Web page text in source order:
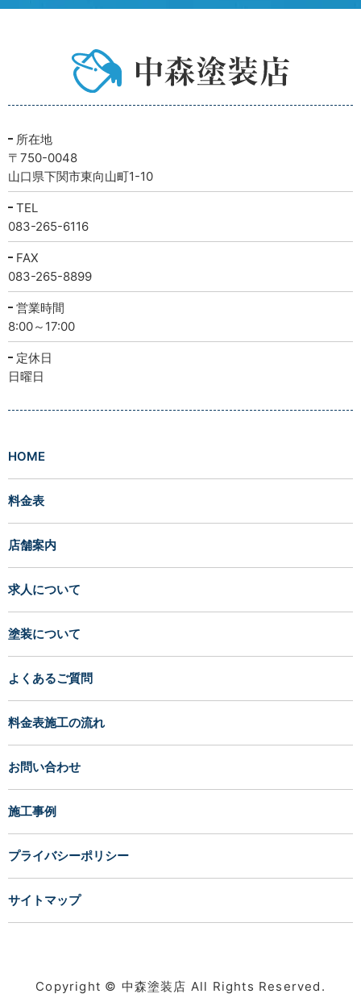
所在地
〒750-0048
山口県下関市東向山町1-10
TEL
083-265-6116
FAX
083-265-8899
営業時間
8:00～17:00
定休日
日曜日
HOME
料金表
店舗案内
求人について
塗装について
よくあるご質問
料金表施工の流れ
お問い合わせ
施工事例
プライバシーポリシー
サイトマップ
Copyright © 中森塗装店 All Rights Reserved.